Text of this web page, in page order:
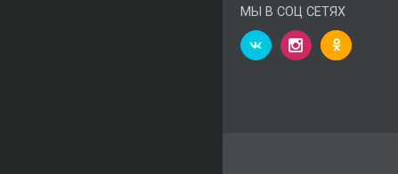
МЫ В СОЦ СЕТЯХ